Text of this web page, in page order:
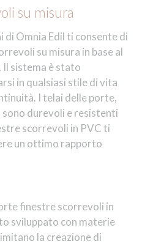
su misura
di Omnia Edil ti consente di
su misura in base al
sistema è stato
in qualsiasi stile di vita
I telai delle porte,
durevoli e resistenti
scorrevoli in PVC ti
un ottimo rapporto
finestre scorrevoli in
sviluppato con materie
la creazione di